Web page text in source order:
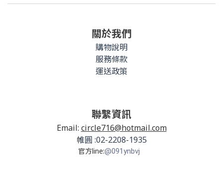
關於我們
購物說明
服務條款
運送政策
聯繫資訊
Email: circle716@hotmail.com
帷圓 :02-2208-1935
官方line:@091ynbvj